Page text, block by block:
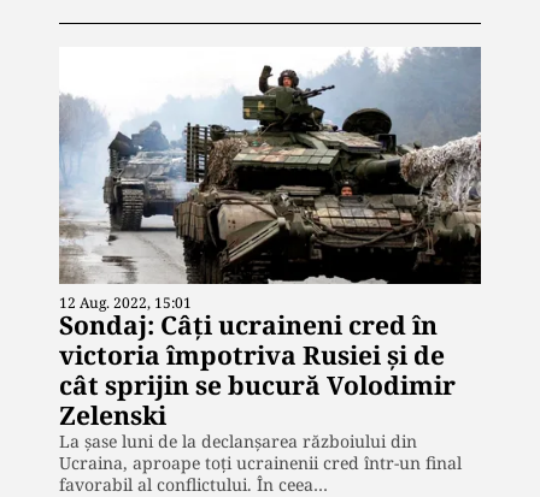
12 Aug. 2022, 15:01
Sondaj: Câți ucraineni cred în
victoria împotriva Rusiei și de
cât sprijin se bucură Volodimir
Zelenski
La șase luni de la declanșarea războiului din
Ucraina, aproape toți ucrainenii cred într-un final
favorabil al conflictului. În ceea…